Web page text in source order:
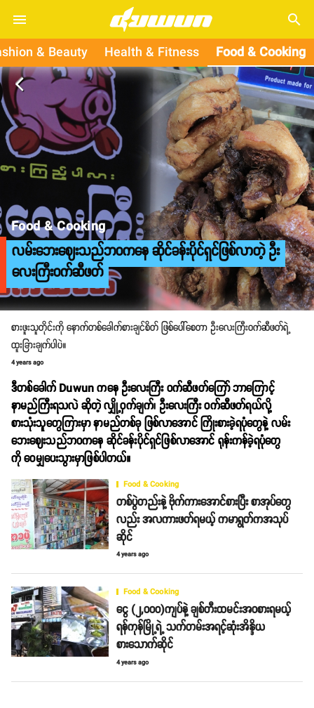
search
& Beauty Health & Fitness Food & Cooking
arrow_back_ios
Food & Cooking
လမ်းဘေးဈေးသည်ဘဝကနေ ဆိုင်ခန်းပိုင်ရှင်ဖြစ်လာတဲ့ ဦး
လေးကြီးဝက်ဆီဖတ်
စားဖူးသူတိုင်းကို နောက်တစ်ခေါက်စားချင်စိတ် ဖြစ်ပေါ်စေတာ ဦးလေးကြီးဝက်ဆီဖတ်ရဲ့
ထူးခြားချက်ပါပဲ။
4 years ago
ဒီတစ်ခေါက် Duwun ကနေ ဦးလေးကြီး ဝက်ဆီဖတ်ကြော် ဘာကြောင့်
နာမည်ကြီးရသလဲ ဆိုတဲ့ လျှို့ဝှက်ချက်၊ ဦးလေးကြီး ဝက်ဆီဖတ်ရယ်လို့
စားသုံးသူတွေကြားမှာ နာမည်တစ်ခု ဖြစ်လာအောင် ကြိုးစားခဲ့ရပုံတွေနဲ့ လမ်း
ဘေးဈေးသည်ဘဝကနေ ဆိုင်ခန်းပိုင်ရှင်ဖြစ်လာအောင် ရုန်းကန်ခဲ့ရပုံတွေ
ကို ဝေမျှပေးသွားမှာဖြစ်ပါတယ်။
Food & Cooking
တစ်ပွဲတည်းနဲ့ ဗိုက်ကားအောင်စားပြီး စာအုပ်တွေ
လည်း အလကားဖတ်ရမယ့် ကမာရွတ်ကအသုပ်
ဆိုင်
4 years ago
Food & Cooking
ငွေ (၂,၀၀၀)ကျပ်နဲ့ ချစ်တီးထမင်းအဝစားရမယ့်
ရန်ကုန်မြို့ရဲ့ သက်တမ်းအရင့်ဆုံးအိန္ဒိယ
စားသောက်ဆိုင်
4 years ago